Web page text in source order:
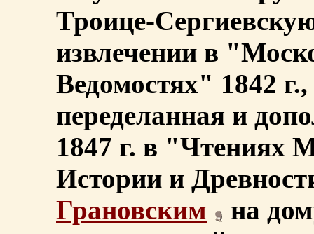
Троице-
извлечении в
Ведомостях" 1842
переделанная и
1847 г. в "Чтениях
Истории и
Грановским
на